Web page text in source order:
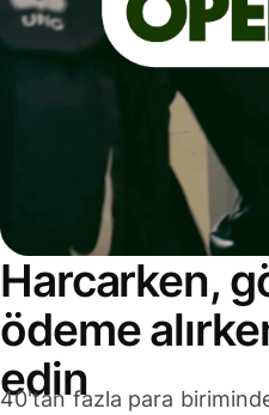
Harcarken,
ödeme
edin
40'tan fazla para